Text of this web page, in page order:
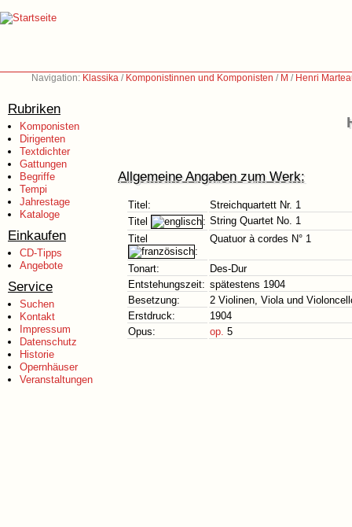
Navigation: Klassika / Komponistinnen und Komponisten / M / Henri
Rubriken
Komponisten
Dirigenten
Textdichter
Gattungen
Begriffe
Tempi
Jahrestage
Kataloge
Einkaufen
CD-Tipps
Angebote
Service
Suchen
Kontakt
Impressum
Datenschutz
Historie
Opernhäuser
Veranstaltungen
Allgemeine Angaben zum Werk:
Titel:
Streichquartett Nr. 1
Titel
: String Quartet No. 1
Titel
:
Quatuor à cordes N° 1
Tonart:
Des-Dur
Entstehungszeit: spätestens 1904
Besetzung:
2 Violinen, Viola und
Erstdruck:
1904
Opus:
op. 5